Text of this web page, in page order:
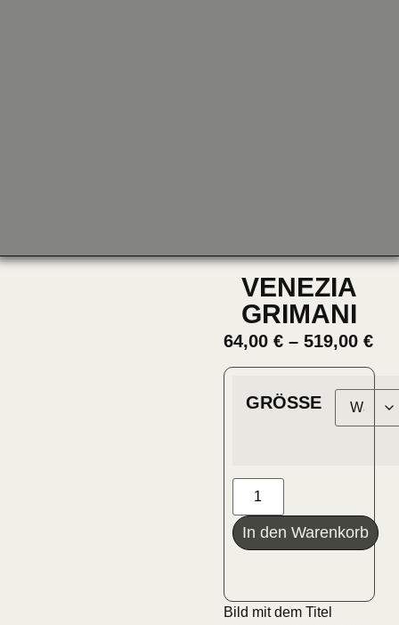
VENEZIA
GRIMANI
64,00 €– 519,00 €
GRÖSSE
In den Warenkorb
Bild mit dem Titel